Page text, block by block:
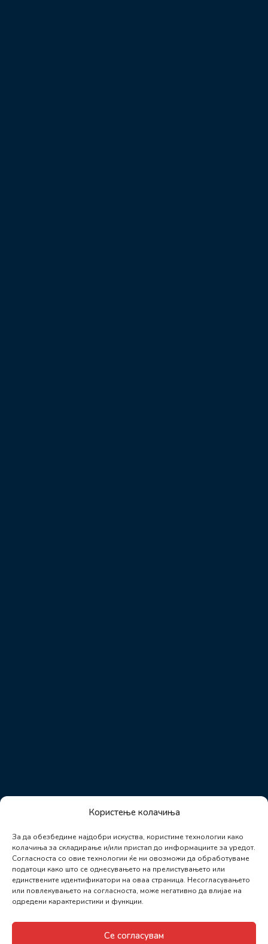
Користење колачиња
За да обезбедиме најдобри искуства, користиме технологии како
колачиња за складирање и/или пристап до информациите за уредот.
Согласноста со овие технологии ќе ни овозможи да обработуваме
податоци како што се однесувањето на прелистувањето или
единствените идентификатори на оваа страница. Несогласувањето
или повлекувањето на согласноста, може негативно да влијае на
одредени карактеристики и функции.
Се согласувам